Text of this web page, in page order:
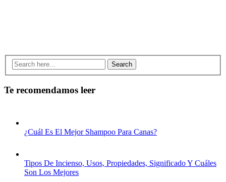
Search
Te recomendamos leer
¿Cuál Es El Mejor Shampoo Para Canas?
Tipos De Incienso, Usos, Propiedades, Significado Y Cuáles
Son Los Mejores